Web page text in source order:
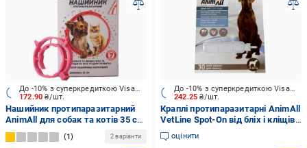
172.90₴/шт.
До -10% з суперкредиткою Visa Вигода
Нашийник протипаразитарний
AnimAll для собак та котів 35 см
кораловий шт.
1 2 варіанти
242.25₴/шт.
До -10% з суперкредиткою Visa Вигода
Краплі протипаразитарні AnimAll
VetLine Spot-On від бліх і кліщів
для собак вагою 40-60 кг
оцінити